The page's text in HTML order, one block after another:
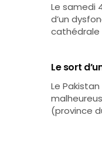
Le samedi
d’un
cathédrale
Le sort
Le
(province